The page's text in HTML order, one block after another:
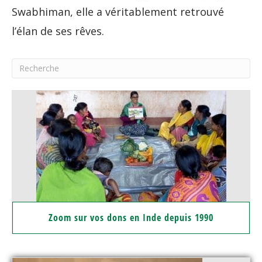
Swabhiman, elle a véritablement retrouvé
l’élan de ses rêves.
Zoom sur vos dons en Inde depuis 1990